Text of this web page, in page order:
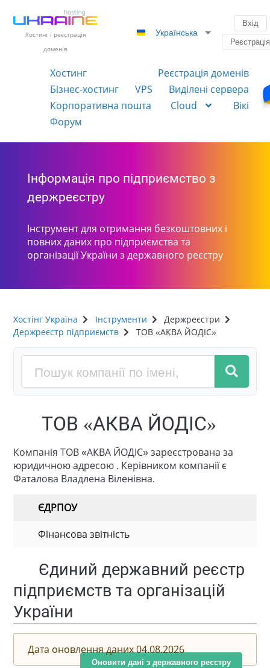
Хостинг і реєстрація
доменів
Українська
Вхід
Реєстрація
Хостинг
Реєстрація доменів
Бізнес-хостинг
VPS
Виділені сервера
Корпоративна пошта
Cloud
Вікі
Форум
Інформація про підприємство з
держреєстру
Інструмент для отримання безкоштовних і
повних даних про підприємства та
організації України з державного реєстру
Хостінг Україна Інструменти
Держреєстри
Держреєстр підприємств
ТОВ «АКВА ЙОДІС»
ТОВ «АКВА ЙОДІС»
Компанія ТОВ «АКВА ЙОДІС» зареєстрована за
юридичною адресою . Керівником компанії є
Фаталова Владлена Віленівна.
ЄДРПОУ
Фінансова звітність
Єдиний державний реєстр
підприємств та організацій
України
Дата оновлення даних 04.08.2026
Оновити дані з державного реєстру